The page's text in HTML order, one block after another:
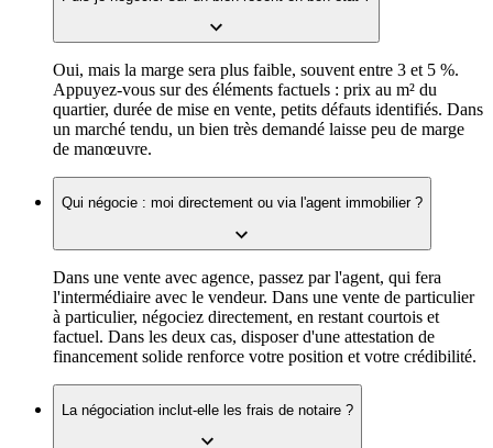
Oui, mais la marge sera plus faible, souvent entre 3 et 5 %.
Appuyez-vous sur des éléments factuels : prix au m² du
quartier, durée de mise en vente, petits défauts identifiés. Dans
un marché tendu, un bien très demandé laisse peu de marge
de manœuvre.
Qui négocie : moi directement ou via l'agent immobilier ?
Dans une vente avec agence, passez par l'agent, qui fera
l'intermédiaire avec le vendeur. Dans une vente de particulier
à particulier, négociez directement, en restant courtois et
factuel. Dans les deux cas, disposer d'une attestation de
financement solide renforce votre position et votre crédibilité.
La négociation inclut-elle les frais de notaire ?